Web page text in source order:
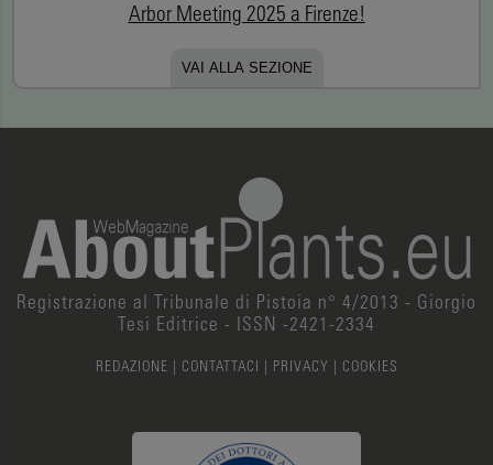
Arbor Meeting 2025 a Firenze!
VAI ALLA SEZIONE
Registrazione al Tribunale di Pistoia n° 4/2013 - Giorgio
Tesi Editrice - ISSN -2421-2334
REDAZIONE | CONTATTACI | PRIVACY | COOKIES